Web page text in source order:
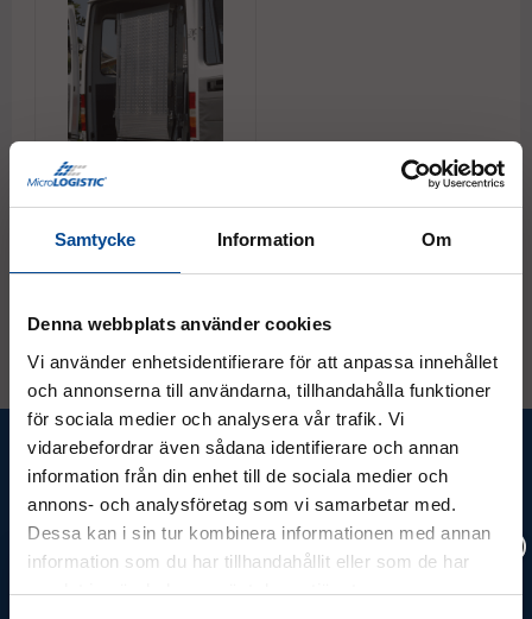
Samtycke Information Om
Denna webbplats använder cookies
Vi använder enhetsidentifierare för att anpassa innehållet
och annonserna till användarna, tillhandahålla funktioner
för sociala medier och analysera vår trafik. Vi
vidarebefordrar även sådana identifierare och annan
information från din enhet till de sociala medier och
annons- och analysföretag som vi samarbetar med.
Dessa kan i sin tur kombinera informationen med annan
information som du har tillhandahållit eller som de har
samlat in när du har använt deras tjänster.
Fordonsramp RRD
Roterbar - in/ut, 2 delad
Ta del av våra bästa erbjudanden &
nyheter!
Prenumerera